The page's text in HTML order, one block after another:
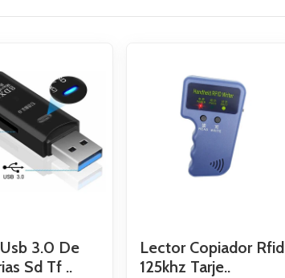
3.0 De
Sd Tf ..
Lector Copiador Rfid
125khz Tarje..